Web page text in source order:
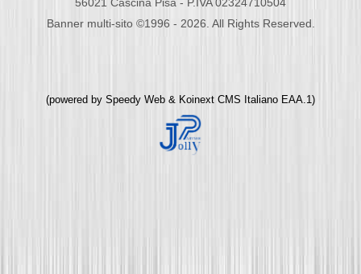
Banner multi-sito ©1996 - 2026. All Rights Reserved.
(powered by Speedy Web & Koinext CMS Italiano EAA.1)